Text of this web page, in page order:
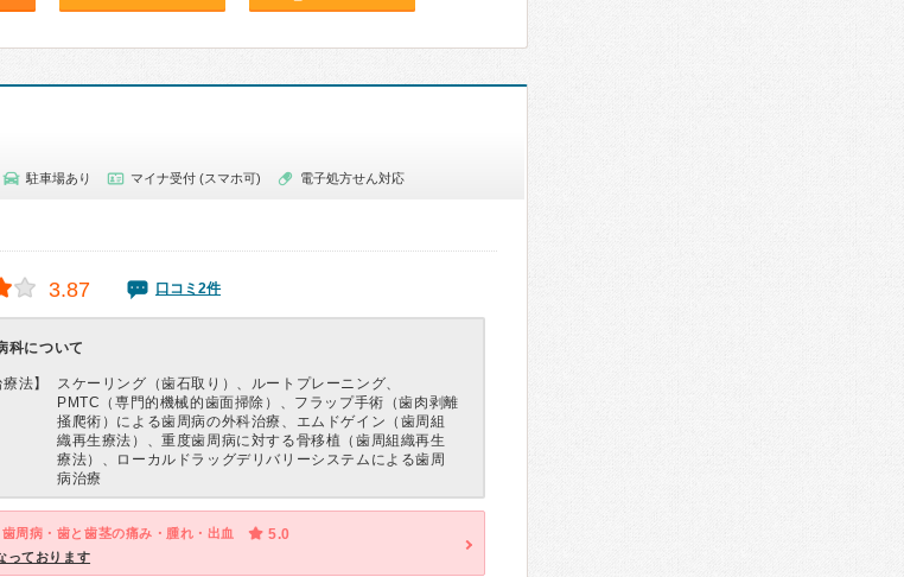
駐車場あり マイナ受付 (スマホ可) 電子処方せん対応
3.87 口コミ2件
科について
法】
スケーリング（歯石取り）、ルートプレーニング、
PMTC（専門的機械的歯面掃除）、フラップ手術（歯肉剥離
掻爬術）による歯周病の外科治療、エムドゲイン（歯周組
織再生療法）、重度歯周病に対する骨移植（歯周組織再生
療法）、ローカルドラッグデリバリーシステムによる歯周
病治療
周病・歯と歯茎の痛み・腫れ・出血 5.0
っております